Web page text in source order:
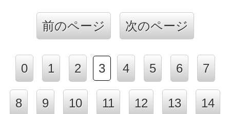
前のページ 次のページ
0 1 2 3 4 5 6 7
8 9 10 11 12 13 14